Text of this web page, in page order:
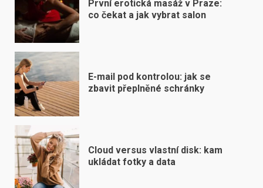
První erotická masáž v Praze:
co čekat a jak vybrat salon
E-mail pod kontrolou: jak se
zbavit přeplněné schránky
Cloud versus vlastní disk: kam
ukládat fotky a data